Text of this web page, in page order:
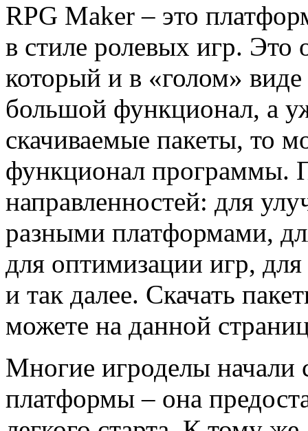
RPG Maker – это
в стиле ролевых игр.
который и в «голом»
большой функционал, а
скачиваемые пакеты, то
функционал программы.
направленностей: для
разными платформами,
для оптимизации игр,
и так далее. Скачать
можете на данной
Многие игроделы начали
платформы – она